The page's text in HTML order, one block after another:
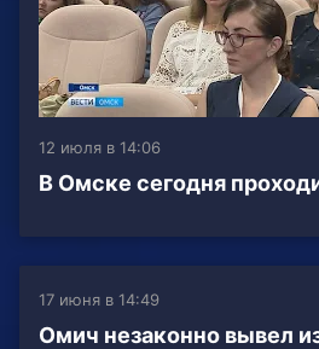
12 июля в 14:06
В Омске сегодня
17 июня в 14:49
Омич незаконно вывел